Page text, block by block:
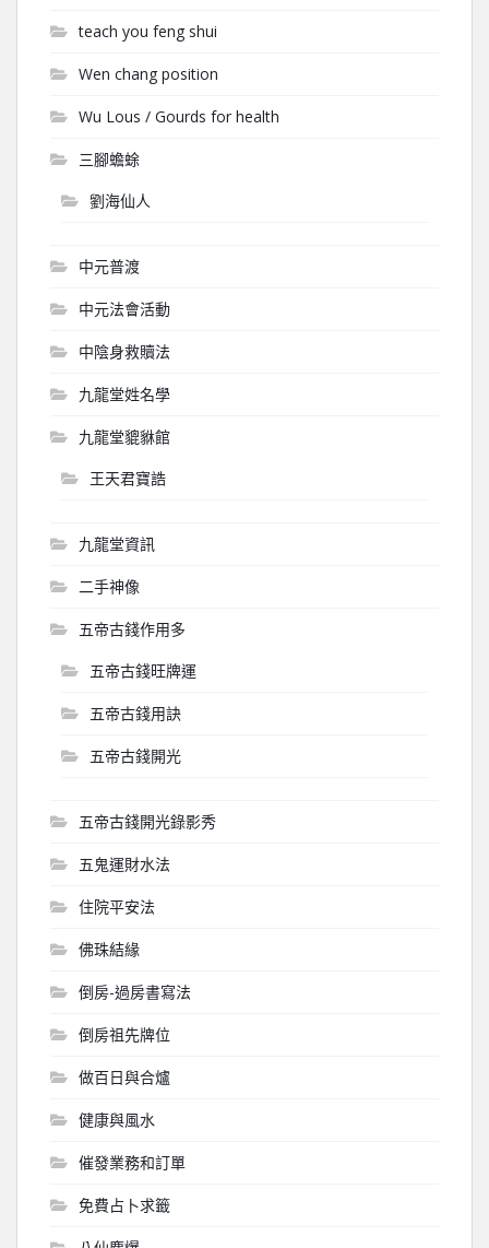
teach you feng shui
Wen chang position
Wu Lous / Gourds for health
三腳蟾蜍
劉海仙人
中元普渡
中元法會活動
中陰身救贖法
九龍堂姓名學
九龍堂貔貅館
王天君寶誥
九龍堂資訊
二手神像
五帝古錢作用多
五帝古錢旺牌運
五帝古錢用訣
五帝古錢開光
五帝古錢開光錄影秀
五鬼運財水法
住院平安法
佛珠結緣
倒房-過房書寫法
倒房祖先牌位
做百日與合爐
健康與風水
催發業務和訂單
免費占卜求籤